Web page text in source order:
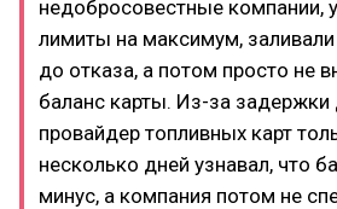
недобросовестные компании,
лимиты на максимум,
до отказа, а потом просто не
баланс карты. Из-за
провайдер топливных карт
несколько дней узнавал, что
минус, а компания потом не